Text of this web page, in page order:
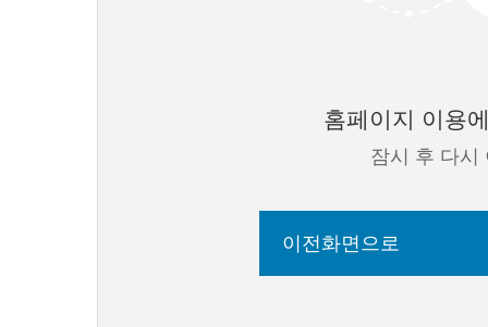
홈페이지 이용
잠시 후 다시
이전화면으로